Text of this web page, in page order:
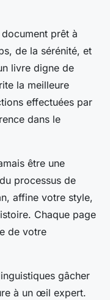
prêt à
de la sérénité, et
livre digne de
la meilleure
effectuées par
dans le
être une
processus de
affine votre style,
Chaque page
de votre
gâcher
à un œil expert.